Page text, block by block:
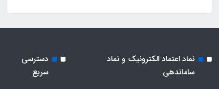
نماد اعتماد الکترونیک و نماد
ساماندهی
دسترسی
سریع